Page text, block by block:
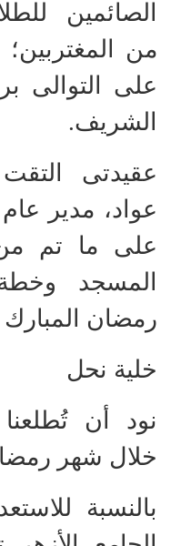
الصائمين
من المغتربين؛
على التوالى
الشريف.
عقيدتى
عواد، مدير عام
على ما تم
المسجد
رمضان المبارك
خلية نحل
نود أن
خلال شهر
بالنسبة